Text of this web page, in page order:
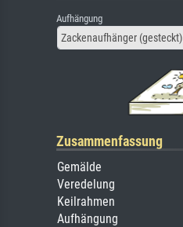
Aufhängung
Zackenaufhänger (gesteckt)
Zusammenfassung
Gemälde
Veredelung
Keilrahmen
Aufhängung